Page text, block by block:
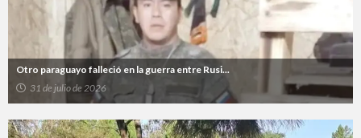
Otro paraguayo falleció en la guerra entre Rusi...
31 de julio de 2026